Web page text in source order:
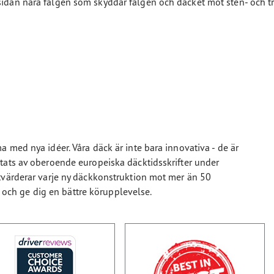
nya idéer. Våra däck är inte bara innovativa - de är
av oberoende europeiska däcktidsskrifter under
varje ny däckkonstruktion mot mer än 50
ge dig en bättre körupplevelse.